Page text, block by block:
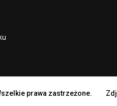
prawa zastrzeżone.